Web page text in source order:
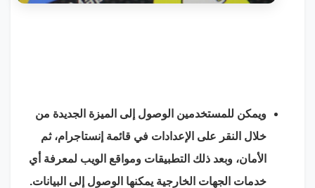
ويمكن للمستخدمين الوصول إلى الميزة الجديدة من
خلال النقر على الإعدادات في قائمة إنستاجرام، ثم
الأمان، وبعد ذلك التطبيقات ومواقع الويب لمعرفة أي
خدمات الجهات الخارجية يمكنها الوصول إلى البيانات.